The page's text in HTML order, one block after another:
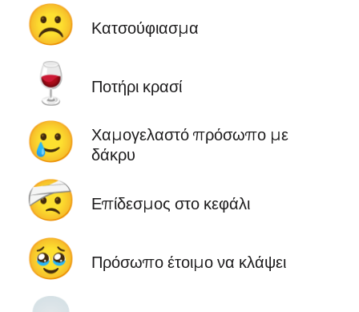
☹️ Κατσούφιασμα
🍷 Ποτήρι κρασί
🥲
Χαμογελαστό πρόσωπο με
δάκρυ
🤕 Επίδεσμος στο κεφάλι
🥹 Πρόσωπο έτοιμο να κλάψει